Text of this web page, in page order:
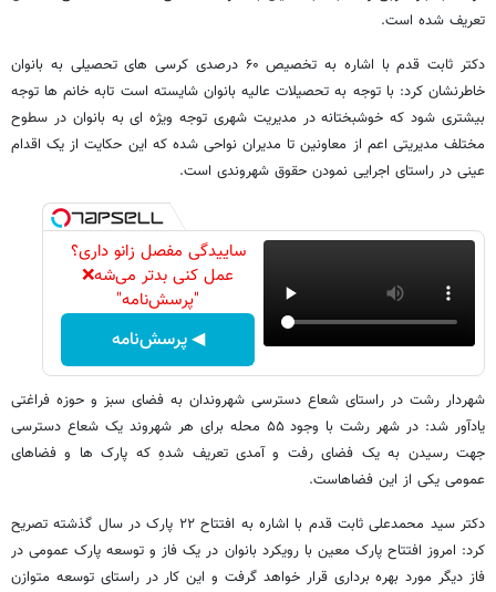
تعریف شده است.
دکتر ثابت قدم با اشاره به تخصیص ۶۰ درصدی کرسی های تحصیلی به بانوان
خاطرنشان کرد: با توجه به تحصیلات عالیه بانوان شایسته است تابه خانم ها توجه
بیشتری شود که خوشبختانه در مدیریت شهری توجه ویژه ای به بانوان در سطوح
مختلف مدیریتی اعم از معاونین تا مدیران نواحی شده که این حکایت از یک اقدام
عینی در راستای اجرایی نمودن حقوق شهروندی است.
ساییدگی مفصل زانو داری؟
عمل کنی بدتر می‌شه❌
"پرسش‌نامه"
◀ پرسش‌نامه
شهردار رشت در راستای شعاع دسترسی شهروندان به فضای سبز و حوزه فراغتی
یادآور شد: در شهر رشت با وجود ۵۵ محله برای هر شهروند یک شعاع دسترسی
جهت رسیدن به یک فضای رفت و آمدی تعریف شدهِ که پارک ها و فضاهای
عمومی یکی از این فضاهاست.
دکتر سید محمدعلی ثابت قدم با اشاره به افتتاح ۲۲ پارک در سال گذشته تصریح
کرد: امروز افتتاح پارک معین با رویکرد بانوان در یک فاز و توسعه پارک عمومی در
فاز دیگر مورد بهره برداری قرار خواهد گرفت و این کار در راستای توسعه متوازن